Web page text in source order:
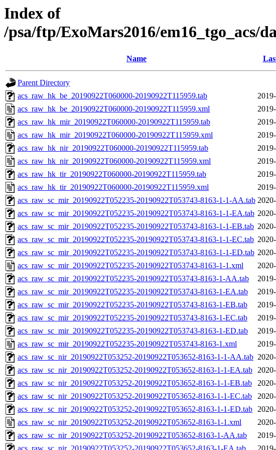
Index of
/psa/ftp/ExoMars2016/em16_tgo_acs/
Name
Parent Directory
acs_raw_hk_be_20190922T060000-20190922T115959.tab
acs_raw_hk_be_20190922T060000-20190922T115959.xml
acs_raw_hk_mir_20190922T060000-20190922T115959.tab
acs_raw_hk_mir_20190922T060000-20190922T115959.xml
acs_raw_hk_nir_20190922T060000-20190922T115959.tab
acs_raw_hk_nir_20190922T060000-20190922T115959.xml
acs_raw_hk_tir_20190922T060000-20190922T115959.tab
acs_raw_hk_tir_20190922T060000-20190922T115959.xml
acs_raw_sc_mir_20190922T052235-20190922T053743-8163-1-1-AA.tab
acs_raw_sc_mir_20190922T052235-20190922T053743-8163-1-1-EA.tab
acs_raw_sc_mir_20190922T052235-20190922T053743-8163-1-1-EB.tab
acs_raw_sc_mir_20190922T052235-20190922T053743-8163-1-1-EC.tab
acs_raw_sc_mir_20190922T052235-20190922T053743-8163-1-1-ED.tab
acs_raw_sc_mir_20190922T052235-20190922T053743-8163-1-1.xml
acs_raw_sc_mir_20190922T052235-20190922T053743-8163-1-AA.tab
acs_raw_sc_mir_20190922T052235-20190922T053743-8163-1-EA.tab
acs_raw_sc_mir_20190922T052235-20190922T053743-8163-1-EB.tab
acs_raw_sc_mir_20190922T052235-20190922T053743-8163-1-EC.tab
acs_raw_sc_mir_20190922T052235-20190922T053743-8163-1-ED.tab
acs_raw_sc_mir_20190922T052235-20190922T053743-8163-1.xml
acs_raw_sc_nir_20190922T053252-20190922T053652-8163-1-1-AA.tab
acs_raw_sc_nir_20190922T053252-20190922T053652-8163-1-1-EA.tab
acs_raw_sc_nir_20190922T053252-20190922T053652-8163-1-1-EB.tab
acs_raw_sc_nir_20190922T053252-20190922T053652-8163-1-1-EC.tab
acs_raw_sc_nir_20190922T053252-20190922T053652-8163-1-1-ED.tab
acs_raw_sc_nir_20190922T053252-20190922T053652-8163-1-1.xml
acs_raw_sc_nir_20190922T053252-20190922T053652-8163-1-AA.tab